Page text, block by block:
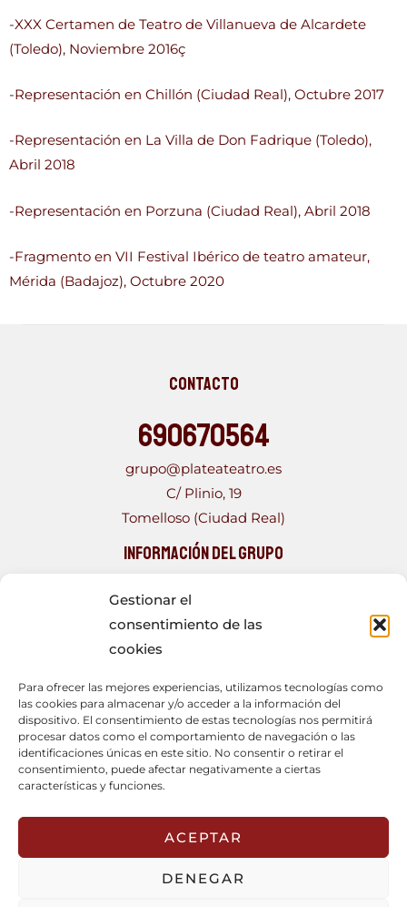
Gestionar el
consentimiento de las
cookies
Para ofrecer las mejores experiencias, utilizamos tecnologías como
las cookies para almacenar y/o acceder a la información del
dispositivo. El consentimiento de estas tecnologías nos permitirá
procesar datos como el comportamiento de navegación o las
identificaciones únicas en este sitio. No consentir o retirar el
consentimiento, puede afectar negativamente a ciertas
características y funciones.
ACEPTAR
DENEGAR
-XXX Certamen de Teatro de Villanueva de Alcardete
(Toledo), Noviembre 2016ç
-Representación en Chillón (Ciudad Real), Octubre 2017
-Representación en La Villa de Don Fadrique (Toledo),
Abril 2018
-Representación en Porzuna (Ciudad Real), Abril 2018
-Fragmento en VII Festival Ibérico de teatro amateur,
Mérida (Badajoz), Octubre 2020
Contacto
690670564
grupo@plateateatro.es
C/ Plinio, 19
Tomelloso (Ciudad Real)
Información del Grupo
PLATEA TEATRO, Grupo fundado en 1993, con más de
una veintena de obras a sus espaldas. Formado por
un joven elenco, que con los años se ha tornado más
diferentes ocupaciones que encuentran en el teatro
aficionado un acercamiento a diferentes realidades y
un enriquecimiento cultural para el público y para
ellos mismos.